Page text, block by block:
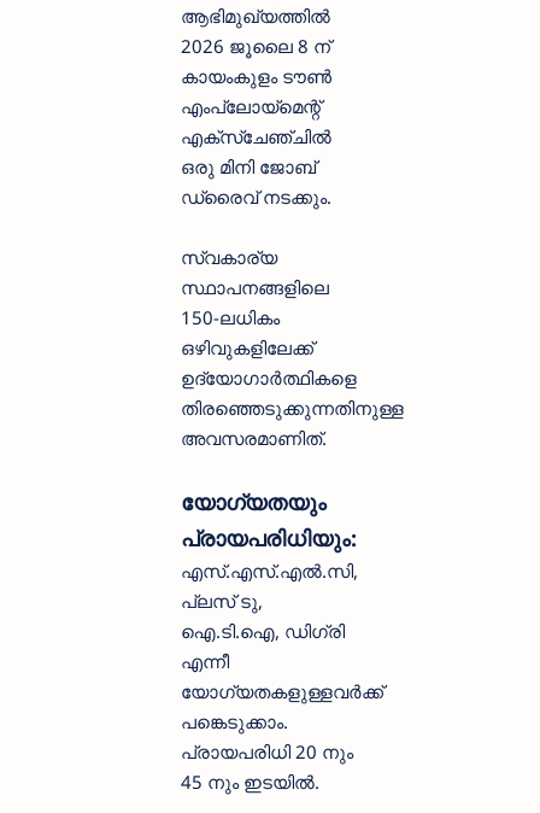
ആഭിമുഖ്യത്തിൽ
2026 ജൂലൈ 8 ന്
കായംകുളം ടൗൺ
എംപ്ലോയ്‌മെന്റ്
എക്സ്ചേഞ്ചിൽ
ഒരു മിനി ജോബ്
ഡ്രൈവ് നടക്കും.
സ്വകാര്യ
സ്ഥാപനങ്ങളിലെ
150-ലധികം
ഒഴിവുകളിലേക്ക്
ഉദ്യോഗാർത്ഥികളെ
തിരഞ്ഞെടുക്കുന്നതിനുള്ള
അവസരമാണിത്.
യോഗ്യതയും
പ്രായപരിധിയും:
എസ്.എസ്.എൽ.സി,
പ്ലസ് ടു,
ഐ.ടി.ഐ, ഡിഗ്രി
എന്നീ
യോഗ്യതകളുള്ളവർക്ക്
പങ്കെടുക്കാം.
പ്രായപരിധി 20 നും
45 നും ഇടയിൽ.